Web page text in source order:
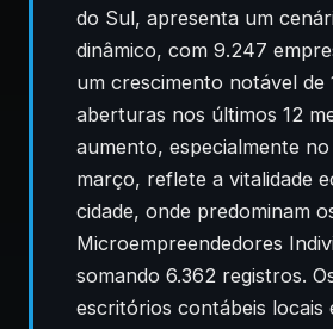
do Sul, apresenta um
dinâmico, com 9.247
um crescimento notável de
aberturas nos últimos 12
aumento, especialmente no
março, reflete a vitalidade
cidade, onde predominam
Microempreendedores
somando 6.362 registros.
escritórios contábeis locais